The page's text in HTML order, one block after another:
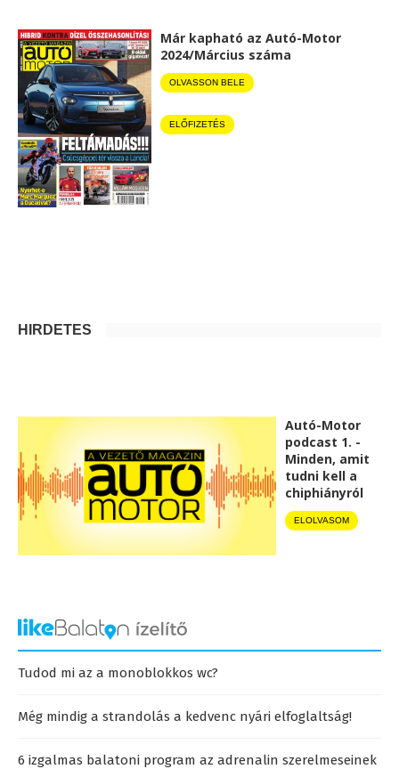
Már kapható az Autó-Motor
2024/Március száma
OLVASSON BELE
ELŐFIZETÉS
HIRDETÉS
Autó-Motor
podcast 1. -
Minden, amit
tudni kell a
chiphiányról
ELOLVASOM
Tudod mi az a monoblokkos wc?
Még mindig a strandolás a kedvenc nyári elfoglaltság!
6 izgalmas balatoni program az adrenalin szerelmeseinek